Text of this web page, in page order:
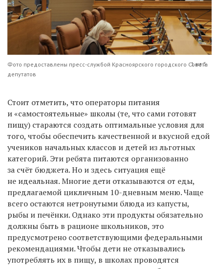
Фото предоставлены пресс-службой Красноярского городского Совета
депутатов
1 из 5
Стоит отметить, что операторы питания
и «самостоятельные» школы (те, что сами готовят
пищу) стараются создать оптимальные условия для
того, чтобы обеспечить качественной и вкусной едой
учеников начальных классов и детей из льготных
категорий. Эти ребята питаются организованно
за счёт бюджета. Но и здесь ситуация ещё
не идеальная. Многие дети отказываются от еды,
предлагаемой цикличным 10-дневным меню. Чаще
всего остаются нетронутыми блюда из капусты,
рыбы и печёнки. Однако эти продукты обязательно
должны быть в рационе школьников, это
предусмотрено соответствующими федеральными
рекомендациями. Чтобы дети не отказывались
употреблять их в пищу, в школах проводятся